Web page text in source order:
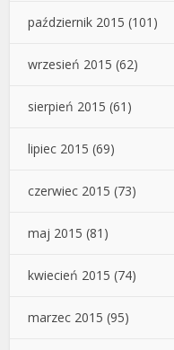
październik 2015 (101)
wrzesień 2015 (62)
sierpień 2015 (61)
lipiec 2015 (69)
czerwiec 2015 (73)
maj 2015 (81)
kwiecień 2015 (74)
marzec 2015 (95)